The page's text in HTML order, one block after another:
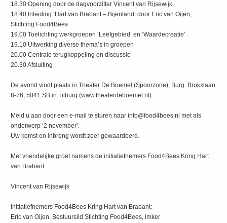
18.30 Opening door de dagvoorzitter Vincent van Rijsewijk
18.40 Inleiding ‘Hart van Brabant – Bijenland’ door Eric van Oijen,
Stichting Food4Bees
19.00 Toelichting werkgroepen ‘Leefgebied’ en ‘Waardecreatie’
19.10 Uitwerking diverse thema’s in groepen
20.00 Centrale terugkoppeling en discussie
20.30 Afsluiting
De avond vindt plaats in Theater De Boemel (Spoorzone), Burg. Brokxlaan
8-76, 5041 SB in Tilburg (www.theaterdeboemel.nl).
Meld u aan door een e-mail te sturen naar info@food4bees.nl met als
onderwerp ‘2 november’.
Uw komst en inbreng wordt zeer gewaardeerd.
Met vriendelijke groet namens de initiatiefnemers Food4Bees Kring Hart
van Brabant:
Vincent van Rijsewijk
Initiatiefnemers Food4Bees Kring Hart van Brabant:
Eric van Oijen, Bestuurslid Stichting Food4Bees, imker